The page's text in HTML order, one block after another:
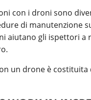
con i droni sono
di manutenzione
aiutano gli ispettori a
un drone è